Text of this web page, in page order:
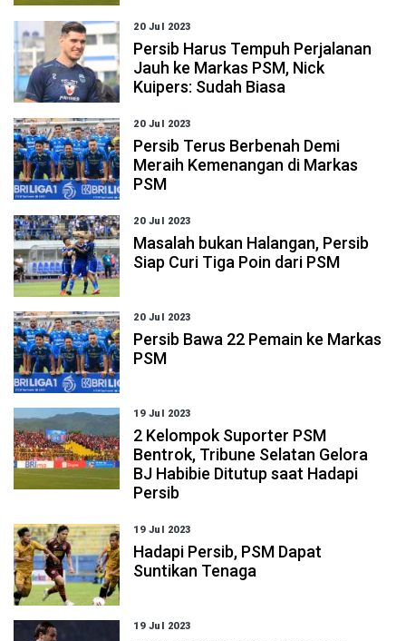
20 Jul 2023
Persib Harus Tempuh Perjalanan
Jauh ke Markas PSM, Nick
Kuipers: Sudah Biasa
20 Jul 2023
Persib Terus Berbenah Demi
Meraih Kemenangan di Markas
PSM
20 Jul 2023
Masalah bukan Halangan, Persib
Siap Curi Tiga Poin dari PSM
20 Jul 2023
Persib Bawa 22 Pemain ke Markas
PSM
19 Jul 2023
2 Kelompok Suporter PSM
Bentrok, Tribune Selatan Gelora
BJ Habibie Ditutup saat Hadapi
Persib
19 Jul 2023
Hadapi Persib, PSM Dapat
Suntikan Tenaga
19 Jul 2023